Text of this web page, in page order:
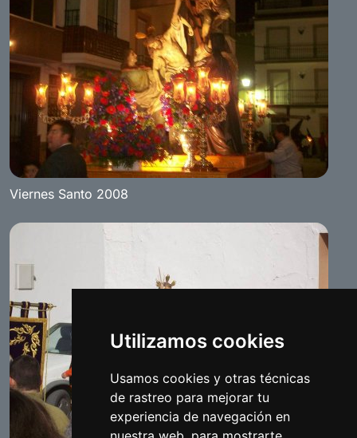
Utilizamos cookies
Usamos cookies y otras técnicas
de rastreo para mejorar tu
experiencia de navegación en
Viernes Santo 2008